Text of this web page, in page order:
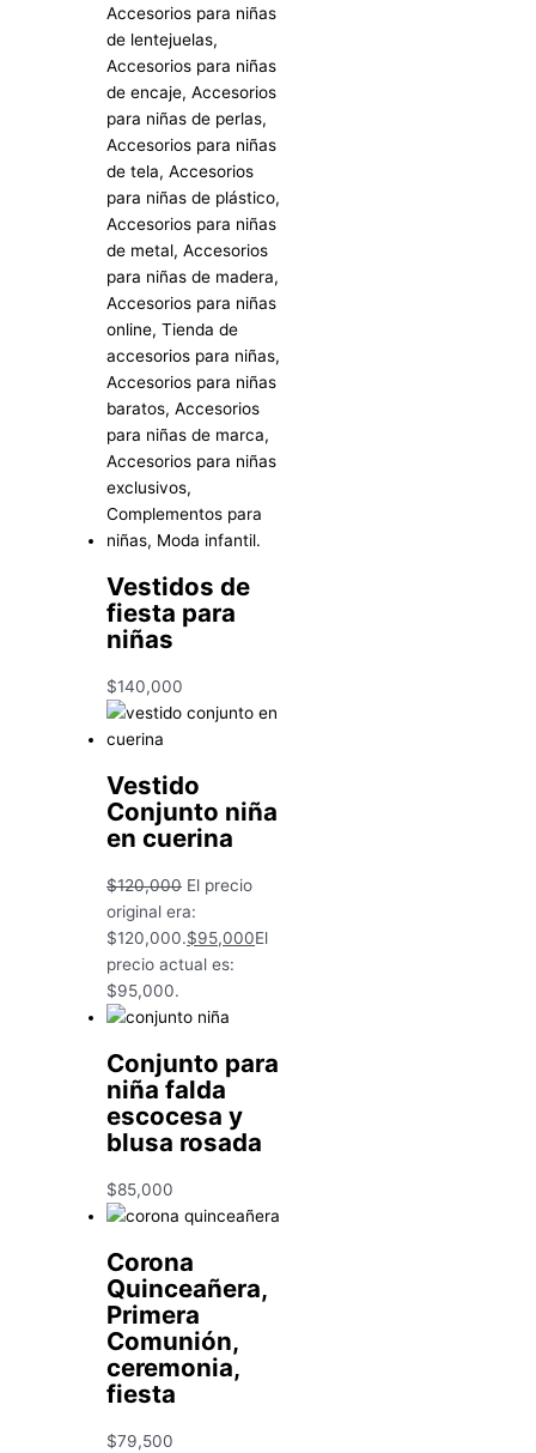
Vestidos de
fiesta para
niñas
$140,000
Vestido
Conjunto niña
en cuerina
$120,000 El precio
original era:
$120,000.$95,000El
precio actual es:
$95,000.
Conjunto para
niña falda
escocesa y
blusa rosada
$85,000
Corona
Quinceañera,
Primera
Comunión,
ceremonia,
fiesta
$79,500